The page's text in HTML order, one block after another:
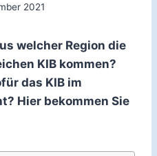
2021
welcher Region die
KIB kommen?
das KIB im
Hier bekommen Sie